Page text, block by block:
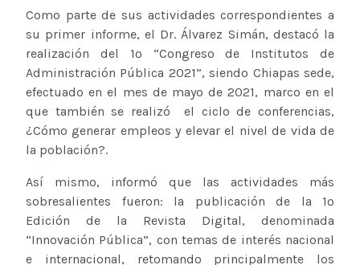
Como parte de sus actividades correspondientes a
su primer informe, el Dr. Álvarez Simán, destacó la
realización del 1º “Congreso de Institutos de
Administración Pública 2021”, siendo Chiapas sede,
efectuado en el mes de mayo de 2021, marco en el
que también se realizó el ciclo de conferencias,
¿Cómo generar empleos y elevar el nivel de vida de
la población?.
Así mismo, informó que las actividades más
sobresalientes fueron: la publicación de la 1º
Edición de la Revista Digital, denominada
“Innovación Pública”, con temas de interés nacional
e internacional, retomando principalmente los